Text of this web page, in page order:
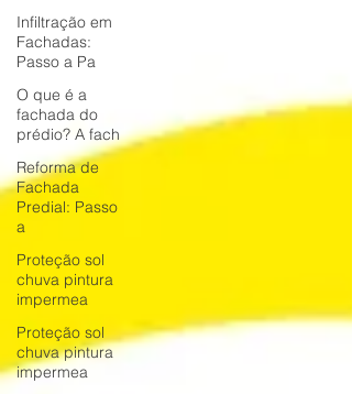
Infiltração em
Fachadas:
Passo a Pa
O que é a
fachada do
prédio? A fach
Reforma de
Fachada
Predial: Passo
a
Proteção sol
chuva pintura
impermea
Proteção sol
chuva pintura
impermea